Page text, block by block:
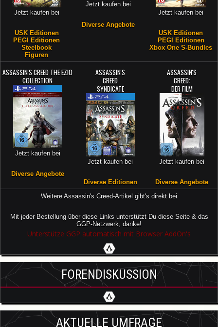
Jetzt kaufen bei
USK Editionen
PEGI Editionen
Steelbook
Figuren
Jetzt kaufen bei
Diverse Angebote
Jetzt kaufen bei
USK Editionen
PEGI Editionen
Xbox One S-Bundles
ASSASSIN'S CREED THE EZIO
COLLECTION
Jetzt kaufen bei
Diverse Angebote
ASSASSIN'S
CREED
SYNDICATE
Jetzt kaufen bei
Diverse Editionen
ASSASSIN'S
CREED:
DER FILM
Jetzt kaufen bei
Diverse Angebote
Weitere Assassin's Creed-Artikel gibt's direkt bei
Mit jeder Bestellung über diese Links unterstützt Du diese Seite & das
GGP-Netzwerk, danke!
Unterstütze GGP automatisch mit Browser AddOn's
FORENDISKUSSION
AKTUELLE UMFRAGE